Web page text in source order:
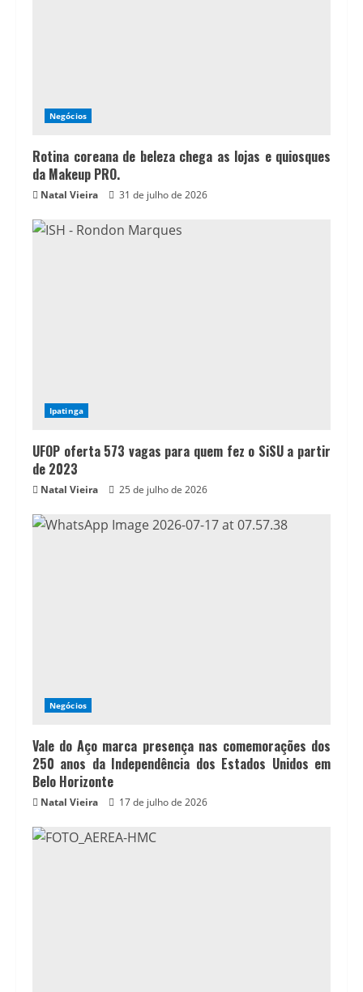
Negócios
Rotina coreana de beleza chega as lojas e quiosques
da Makeup PRO.
Natal Vieira 31 de julho de 2026
Ipatinga
UFOP oferta 573 vagas para quem fez o SiSU a partir
de 2023
Natal Vieira 25 de julho de 2026
Negócios
Vale do Aço marca presença nas comemorações dos
250 anos da Independência dos Estados Unidos em
Belo Horizonte
Natal Vieira 17 de julho de 2026